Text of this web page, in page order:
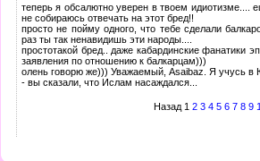
теперь я обсалютно уверен в твоем идиотизме....
не собираюсь отвечать на этот бред!!
просто не пойму одного, что тебе сделали
раз ты так ненавидишь эти народы....
простотакой бред.. даже кабардинские фанатики
заявления по отношению к балкарцам)))
олень говорю же))) Уважаемый, Asaibaz. Я учусь в
- вы сказали, что Ислам насаждался...
Назад 1 2 3 4 5 6 7 8 9